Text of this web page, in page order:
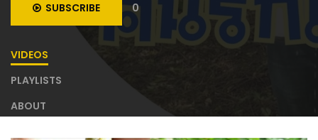
SUBSCRIBE 0
VIDEOS
PLAYLISTS
ABOUT